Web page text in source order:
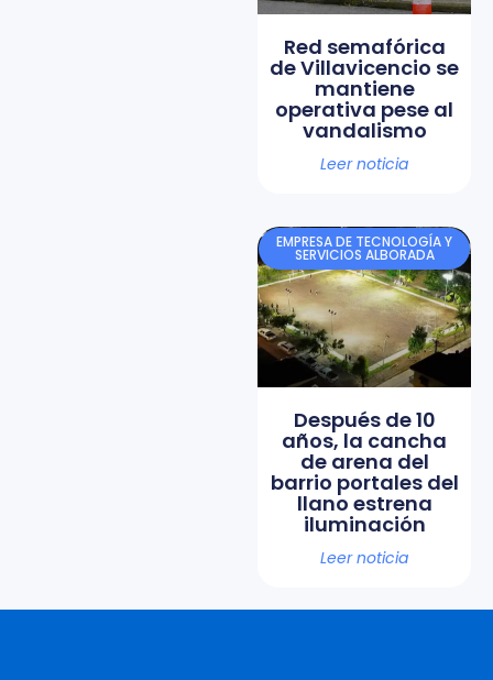
Red semafórica
de Villavicencio se
mantiene
operativa pese al
vandalismo
Leer noticia
EMPRESA DE TECNOLOGÍA Y
SERVICIOS ALBORADA
Después de 10
años, la cancha
de arena del
barrio portales del
llano estrena
iluminación
Leer noticia